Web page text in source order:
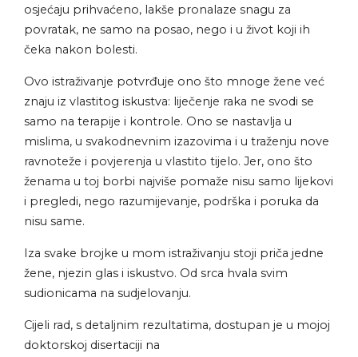
osjećaju prihvaćeno, lakše pronalaze snagu za
povratak, ne samo na posao, nego i u život koji ih
čeka nakon bolesti.
Ovo istraživanje potvrđuje ono što mnoge žene već
znaju iz vlastitog iskustva: liječenje raka ne svodi se
samo na terapije i kontrole. Ono se nastavlja u
mislima, u svakodnevnim izazovima i u traženju nove
ravnoteže i povjerenja u vlastito tijelo. Jer, ono što
ženama u toj borbi najviše pomaže nisu samo lijekovi
i pregledi, nego razumijevanje, podrška i poruka da
nisu same.
Iza svake brojke u mom istraživanju stoji priča jedne
žene, njezin glas i iskustvo. Od srca hvala svim
sudionicama na sudjelovanju.
Cijeli rad, s detaljnim rezultatima, dostupan je u mojoj
doktorskoj disertaciji na